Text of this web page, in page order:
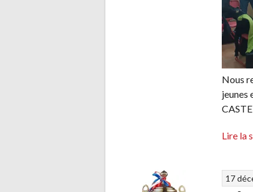
Nous
jeunes
Lire la
17